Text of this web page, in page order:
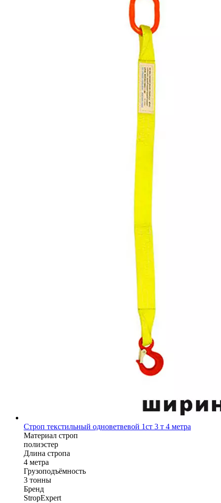
Строп текстильный одноветвевой 1ст 3 т 4 метра
Материал строп
полиэстер
Длина стропа
4 метра
Грузоподъёмность
3 тонны
Бренд
StropExpert